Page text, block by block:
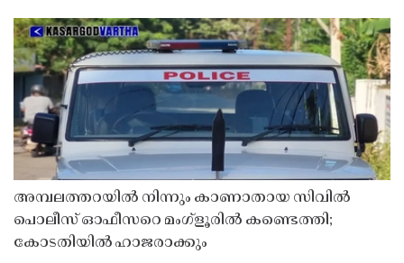
അമ്പലത്തറയിൽ നിന്നും കാണാതായ സിവിൽ
പൊലീസ് ഓഫീസറെ മംഗ്ളൂരിൽ കണ്ടെത്തി;
കോടതിയിൽ ഹാജരാക്കും